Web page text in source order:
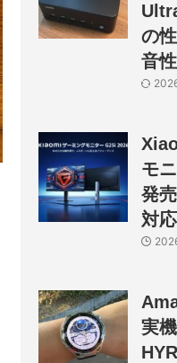
の
音
モ
発
対
実